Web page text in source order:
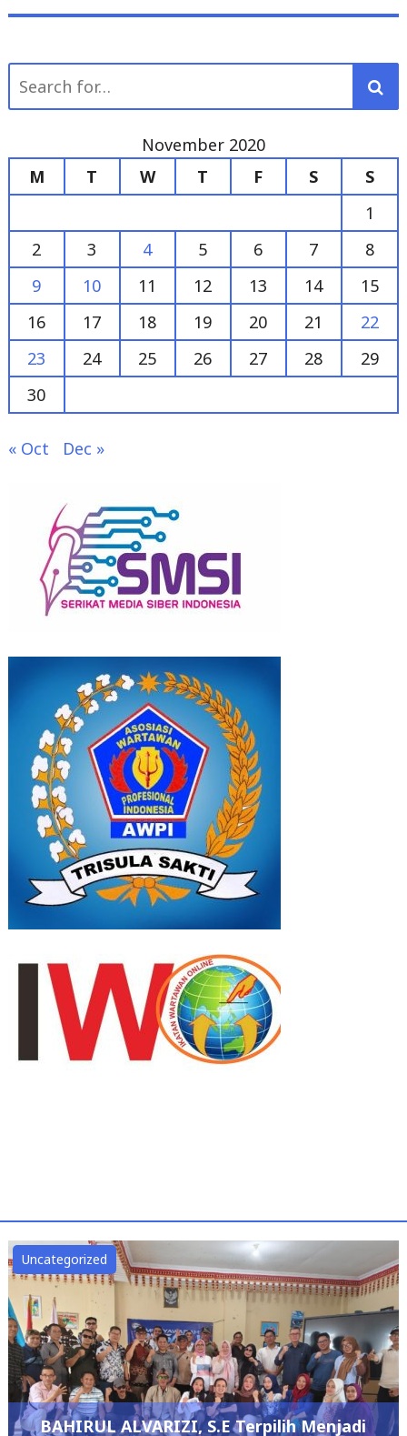
Search
1
2
3 4 5 6 7
8
9
10 11 12 13 14
15
16
17 18 19 20 21
22
23
24 25 26 27 28
29
30
« Oct
BAHIRUL ALVARIZI, S.E Terpilih Menjadi
Ketua Umum IKBA-SP45TA PERIODE 2026 –
2029